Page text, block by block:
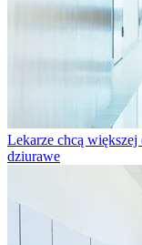
Lekarze chcą większej
dziurawe